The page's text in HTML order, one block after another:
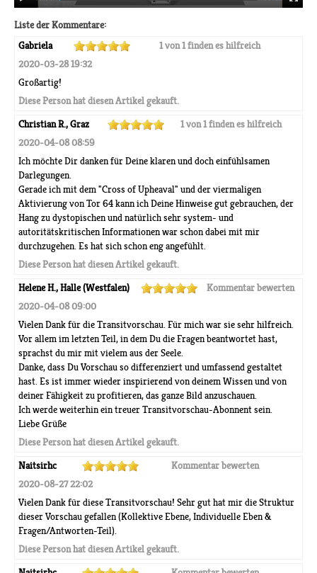
Liste der Kommentare:
Gabriela
1 von 1 finden es hilfreich
2020-03-28 19:32
Großartig!
Diese Person hat diesen Artikel gekauft.
Christian R., Graz
1 von 1 finden es hilfreich
2020-04-08 08:59
Ich möchte Dir danken für Deine klaren und doch einfühlsamen
Darlegungen.
Gerade ich mit dem "Cross of Upheaval" und der viermaligen
Aktivierung von Tor 64 kann ich Deine Hinweise gut gebrauchen, der
Hang zu dystopischen und natürlich sehr system- und
autoritätskritischen Informationen war schon dabei mit mir
durchzugehen. Es hat sich schon eng angefühlt.
Diese Person hat diesen Artikel gekauft.
Helene H., Halle (Westfalen)
Kommentar bewerten
2020-04-08 09:00
Vielen Dank für die Transitvorschau. Für mich war sie sehr hilfreich.
Vor allem im letzten Teil, in dem Du die Fragen beantwortet hast,
sprachst du mir mit vielem aus der Seele.
Danke, dass Du Vorschau so differenziert und umfassend gestaltet
hast. Es ist immer wieder inspirierend von deinem Wissen und von
deiner Fähigkeit zu profitieren, das ganze Bild anzuschauen.
Ich werde weiterhin ein treuer Transitvorschau-Abonnent sein.
Liebe Grüße
Diese Person hat diesen Artikel gekauft.
Naitsirhc
Kommentar bewerten
2020-08-27 22:02
Vielen Dank für diese Transitvorschau! Sehr gut hat mir die Struktur
dieser Vorschau gefallen (Kollektive Ebene, Individuelle Eben &
Fragen/Antworten-Teil).
Diese Person hat diesen Artikel gekauft.